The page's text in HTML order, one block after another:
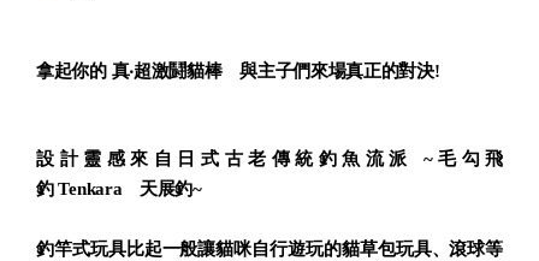
拿起你的 真‧超激鬪貓棒 與主子們來場真正的對決!
設計靈感來自
日式古老傳統釣魚流派 ~毛勾飛
釣 Tenkara
天展釣~
釣竿式玩具比起一般讓貓咪自行遊玩的貓草包玩具、滾球等